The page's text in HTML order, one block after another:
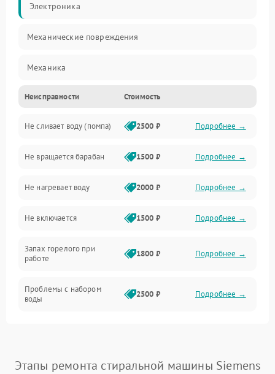
Электроника
Механические повреждения
Механика
Электропитание
Водоснабжение
Слив
Программное обеспечение
Неисправности Стоимость
Не сливает воду (помпа) 2500 ₽ Подробнее →
Не вращается барабан 1500 ₽ Подробнее →
Не нагревает воду 2000 ₽ Подробнее →
Не включается 1500 ₽ Подробнее →
Запах горелого при
работе
1800 ₽ Подробнее →
Проблемы с набором
воды
2500 ₽ Подробнее →
2200 ₽ Подробнее →
Этапы ремонта стиральной машины Siemens